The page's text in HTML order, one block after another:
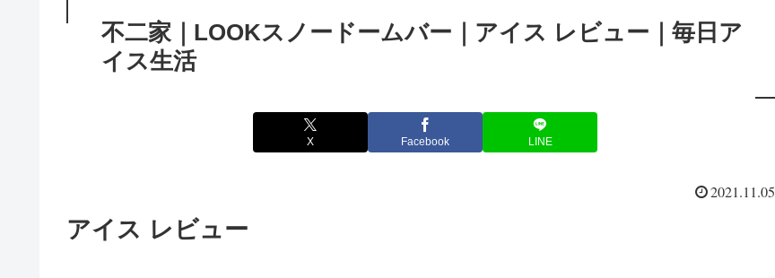
不二家｜LOOKスノードームバー｜アイス レビュー｜毎日ア
イス生活
X Facebook LINE
2021.11.05
アイス レビュー